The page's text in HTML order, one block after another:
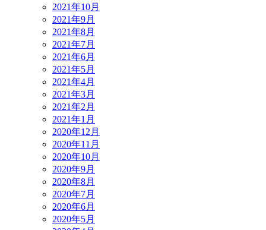
2021年10月
2021年9月
2021年8月
2021年7月
2021年6月
2021年5月
2021年4月
2021年3月
2021年2月
2021年1月
2020年12月
2020年11月
2020年10月
2020年9月
2020年8月
2020年7月
2020年6月
2020年5月